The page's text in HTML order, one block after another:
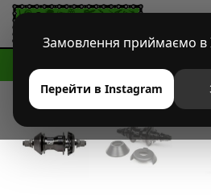
Замовлення приймаємо
Перейти в Instagram
ВТУЛКА BSD WEST COASTER V2 ФРИКОСТЕР